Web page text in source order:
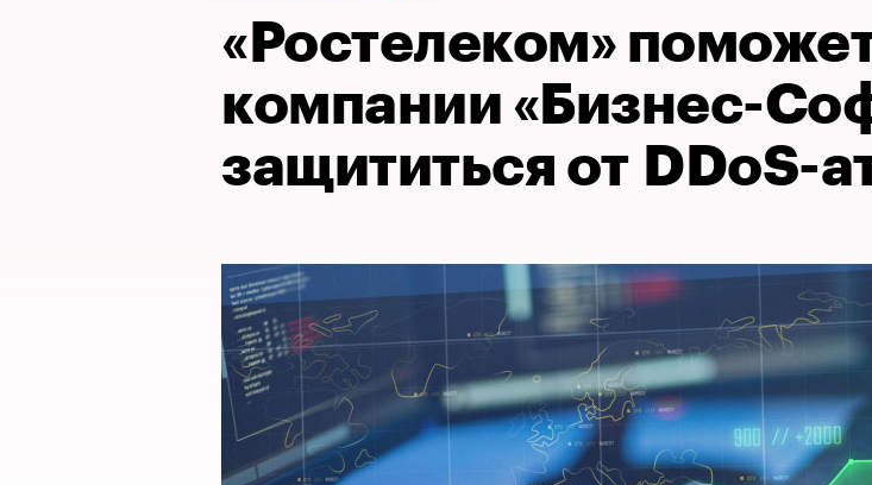
«Ростелеком»
компании «Бизнес-
защититься от DDoS-